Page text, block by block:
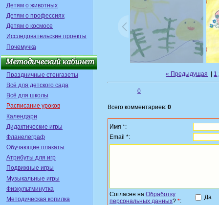
Детям о животных
Детям о профессиях
Детям о космосе
Исследовательские проекты
Почемучка
Праздничные стенгазеты
Всё для детского сада
Всё для школы
Расписание уроков
Календари
Дидактические игры
Фланелеграф
Обучающие плакаты
Атрибуты для игр
Подвижные игры
Музыкальные игры
Физкультминутка
Методическая копилка
« Предыдущая 1
0
Всего комментариев: 0
Имя *:
Email *:
Согласен на Обработку
персональных данных? *:
Да